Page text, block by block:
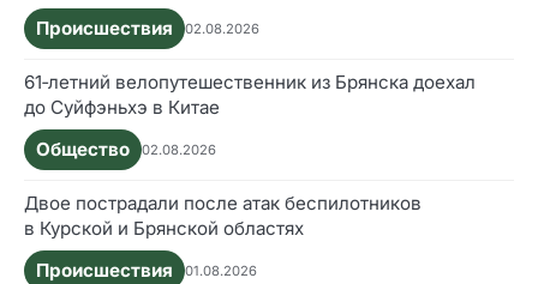
Происшествия
02.08.2026
61‑летний велопутешественник из Брянска доехал
до Суйфэньхэ в Китае
Общество
02.08.2026
Двое пострадали после атак беспилотников
в Курской и Брянской областях
Происшествия
01.08.2026